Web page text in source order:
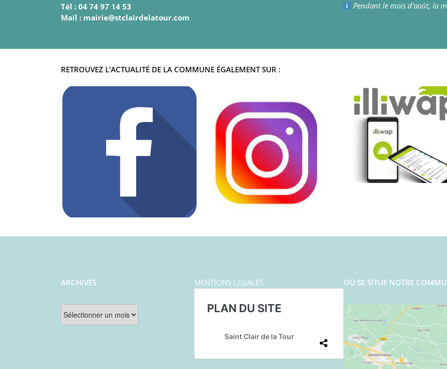
Tél : 04 74 97 14 53
Mail : mairie@stclairdelatour.com
Pendant le mois d’août, la
RETROUVEZ L’ACTUALITÉ DE LA COMMUNE ÉGALEMENT SUR :
ARCHIVES
Archives
MENTIONS LEGALES OÙ SE SITUE NOTRE